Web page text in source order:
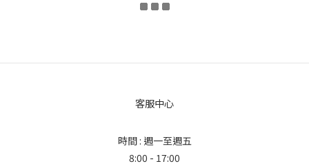
客服中心
時間 : 週一至週五
8:00 - 17:00